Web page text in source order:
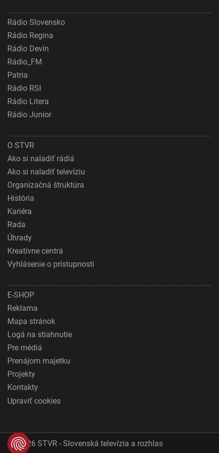
Rádio Slovensko
Rádio Regina
Rádio Devín
Rádio_FM
Patria
Rádio RSI
Rádio Litera
Rádio Junior
O STVR
Ako si naladiť rádiá
Ako si naladiť televíziu
Organizačná štruktúra
História
Kariéra
Rada
Úhrady
Kreatívne centrá
Vyhlásenie o prístupnosti
E-SHOP
Reklama
Mapa stránok
Logá na stiahnutie
Pre médiá
Prenájom majetku
Projekty
Kontakty
Upraviť cookies
© 2026 STVR - Slovenská televízia a rozhlas